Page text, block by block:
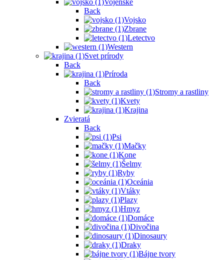
Vojenské
Back
Vojsko
Zbrane
Letectvo
Western
Svet prírody
Back
Príroda
Back
Stromy a rastliny
Kvety
Krajina
Zvieratá
Back
Psi
Mačky
Kone
Šelmy
Ryby
Oceánia
Vtáky
Plazy
Hmyz
Domáce
Divočina
Dinosaury
Draky
Bájne tvory